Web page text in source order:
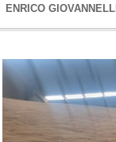
ENRICO GIOVANNELLI